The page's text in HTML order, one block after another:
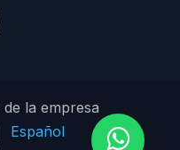
la empresa
Español